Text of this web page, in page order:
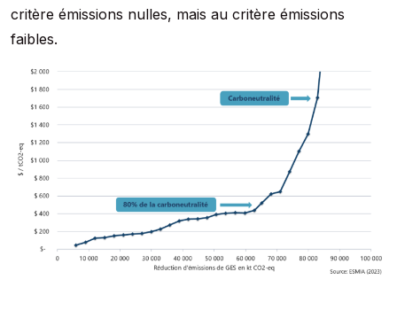
critère émissions nulles, mais au critère émissions
faibles.